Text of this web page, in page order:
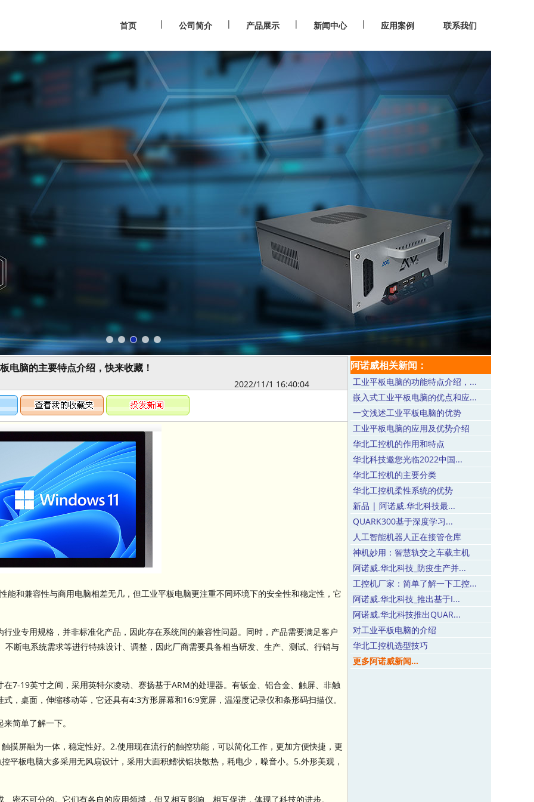
首页 | 公司简介 | 产品展示 | 新闻中心 | 应用案例 联系我们
电脑的主要特点介绍，快来收藏！
2022/11/1 16:40:04
和兼容性与商用电脑相差无几，但工业平板电脑更注重不同环境下的安全性和稳定性，它
专用规格，并非标准化产品，因此存在系统间的兼容性问题。同时，产品需要满足客户
断电系统需求等进行特殊设计、调整，因此厂商需要具备相当研发、生产、测试、行销与
19英寸之间，采用英特尔凌动、赛扬基于ARM的处理器。有钣金、铝合金、触屏、非触
，桌面，伸缩移动等，它还具有4:3方形屏幕和16:9宽屏，温湿度记录仪和条形码扫描仪。
简单了解一下。
屏融为一体，稳定性好。2.使用现在流行的触控功能，可以简化工作，更加方便快捷，更
平板电脑大多采用无风扇设计，采用大面积鳍状铝块散热，耗电少，噪音小。5.外形美观，
不可分的。它们有各自的应用领域，但又相互影响、相互促进，体现了科技的进步。
阿诺威相关新闻：
工业平板电脑的功能特点介绍，...
嵌入式工业平板电脑的优点和应...
一文浅述工业平板电脑的优势
工业平板电脑的应用及优势介绍
华北工控机的作用和特点
华北科技邀您光临2022中国...
华北工控机的主要分类
华北工控机柔性系统的优势
新品 | 阿诺威.华北科技最...
QUARK300基于深度学习...
人工智能机器人正在接管仓库
神机妙用：智慧轨交之车载主机
阿诺威.华北科技_防疫生产并...
工控机厂家：简单了解一下工控...
阿诺威.华北科技_推出基于I...
阿诺威.华北科技推出QUAR...
对工业平板电脑的介绍
华北工控机选型技巧
更多阿诺威新闻...